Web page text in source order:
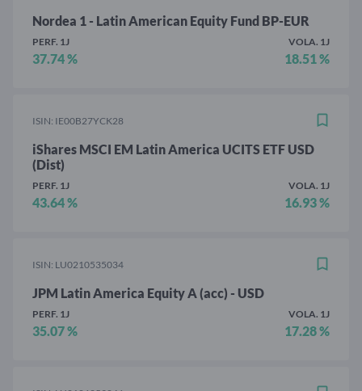
Nordea 1 - Latin American Equity Fund BP-EUR
PERF. 1J
37.74 %
VOLA. 1J
18.51 %
ISIN: IE00B27YCK28
iShares MSCI EM Latin America UCITS ETF USD
(Dist)
PERF. 1J
43.64 %
VOLA. 1J
16.93 %
ISIN: LU0210535034
JPM Latin America Equity A (acc) - USD
PERF. 1J
35.07 %
VOLA. 1J
17.28 %